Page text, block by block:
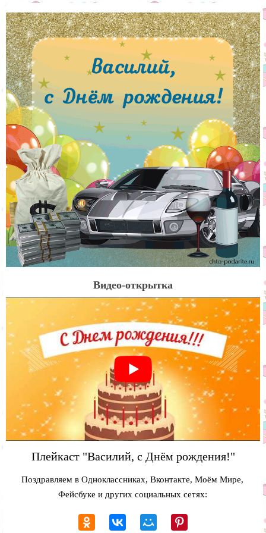
Видео-открытка
Плейкаст "Василий, с Днём рождения!"
Поздравляем в Одноклассниках, Вконтакте, Моём Мире,
Фейсбуке и других социальных сетях: